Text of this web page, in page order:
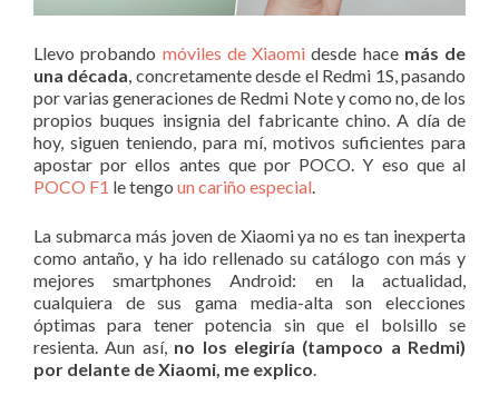
Llevo probando móviles de Xiaomi desde hace más de
una década , concretamente desde el Redmi 1S, pasando
por varias generaciones de Redmi Note y como no, de los
propios buques insignia del fabricante chino. A día de
hoy, siguen teniendo, para mí, motivos suficientes para
apostar por ellos antes que por POCO. Y eso que al
POCO F1 le tengo un cariño especial
La submarca más joven de Xiaomi ya no es tan inexperta
como antaño, y ha ido rellenado su catálogo con más y
mejores smartphones Android: en la actualidad,
cualquiera de sus gama media-alta son elecciones
óptimas para tener potencia sin que el bolsillo se
resienta. Aun así, no los elegiría (tampoco a Redmi)
por delante de Xiaomi, me explico